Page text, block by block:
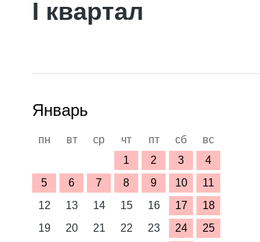
I квартал
Январь
пн вт ср чт пт сб
вс
1
2 3
4
5
6 7 8 9 10
11
12
13 14 15 16 17
18
19
20 21 22 23 24
25